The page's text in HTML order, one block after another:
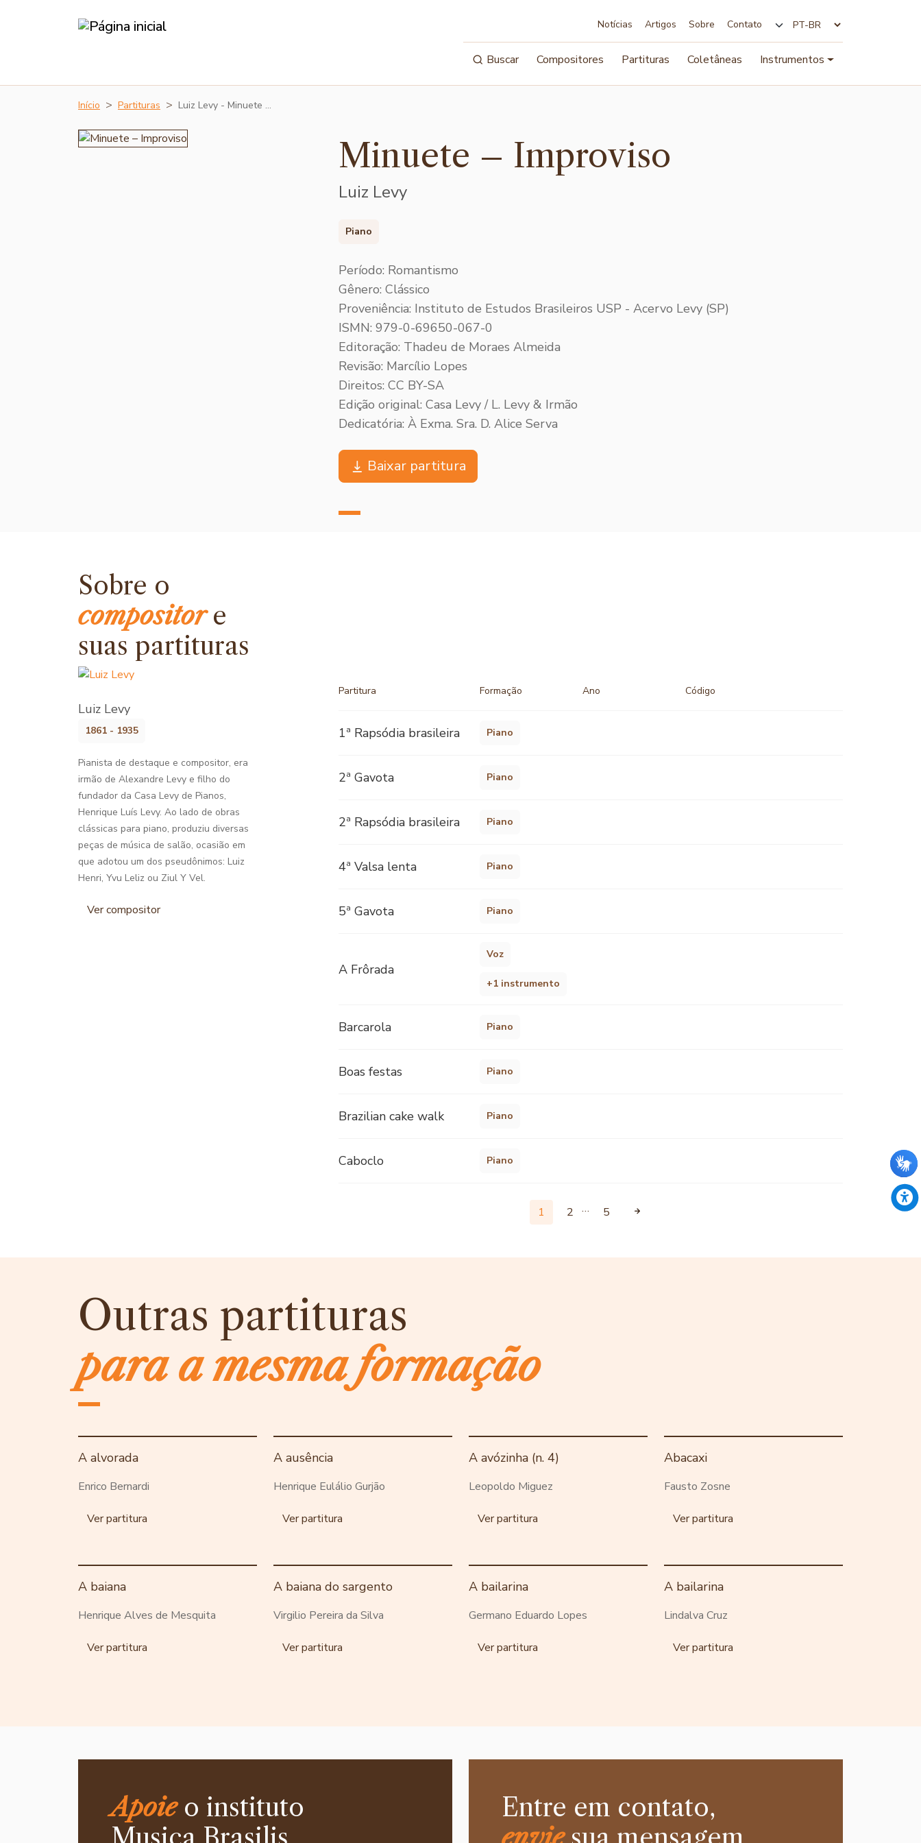
Notícias Artigos Sobre Contato
Buscar Compositores Partituras Coletâneas Instrumentos
Início Partituras Luiz Levy - Minuete …
Minuete – Improviso
Luiz Levy
Piano
Período: Romantismo
Gênero: Clássico
Proveniência: Instituto de Estudos Brasileiros USP - Acervo Levy (SP)
ISMN: 979-0-69650-067-0
Editoração: Thadeu de Moraes Almeida
Revisão: Marcílio Lopes
Direitos: CC BY-SA
Edição original: Casa Levy / L. Levy & Irmão
Dedicatória: À Exma. Sra. D. Alice Serva
Baixar partitura
Sobre o
compositore
suas partituras
Luiz Levy
1861 - 1935
Pianista de destaque e compositor, era
irmão de Alexandre Levy e filho do
fundador da Casa Levy de Pianos,
Henrique Luís Levy. Ao lado de obras
clássicas para piano, produziu diversas
peças de música de salão, ocasião em
que adotou um dos pseudônimos: Luiz
Henri, Yvu Leliz ou Ziul Y Vel.
Ver compositor
Partitura Formação Ano Código
1ª Rapsódia brasileira Piano
2ª Gavota Piano
2ª Rapsódia brasileira Piano
4ª Valsa lenta Piano
5ª Gavota Piano
A Frôrada
Voz
+1 instrumento
Barcarola Piano
Boas festas Piano
Brazilian cake walk Piano
Caboclo Piano
1 2 … 5
Outras partituras
para a mesma formação
A alvorada
Enrico Bernardi
Ver partitura
A ausência
Henrique Eulálio Gurjão
Ver partitura
A avózinha (n. 4)
Leopoldo Miguez
Ver partitura
Abacaxi
Fausto Zosne
Ver partitura
A baiana
Henrique Alves de Mesquita
Ver partitura
A baiana do sargento
Virgilio Pereira da Silva
Ver partitura
A bailarina
Germano Eduardo Lopes
Ver partitura
A bailarina
Lindalva Cruz
Ver partitura
Apoieo instituto
Entre em contato,